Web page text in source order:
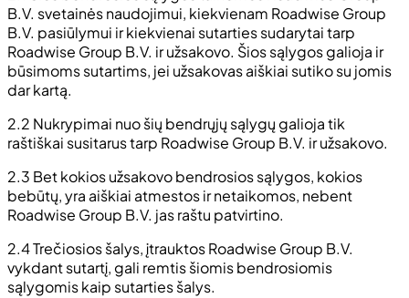
B.V. svetainės naudojimui, kiekvienam Roadwise Group
B.V. pasiūlymui ir kiekvienai sutarties sudarytai tarp
Roadwise Group B.V. ir užsakovo. Šios sąlygos galioja ir
būsimoms sutartims, jei užsakovas aiškiai sutiko su jomis
dar kartą.
2.2 Nukrypimai nuo šių bendrųjų sąlygų galioja tik
raštiškai susitarus tarp Roadwise Group B.V. ir užsakovo.
2.3 Bet kokios užsakovo bendrosios sąlygos, kokios
bebūtų, yra aiškiai atmestos ir netaikomos, nebent
Roadwise Group B.V. jas raštu patvirtino.
2.4 Trečiosios šalys, įtrauktos Roadwise Group B.V.
vykdant sutartį, gali remtis šiomis bendrosiomis
sąlygomis kaip sutarties šalys.